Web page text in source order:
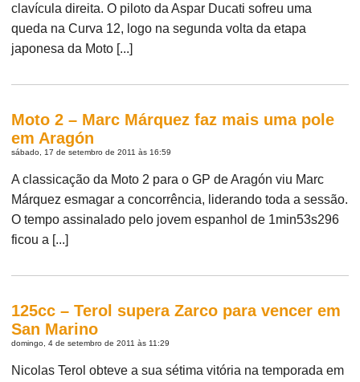
clavícula direita. O piloto da Aspar Ducati sofreu uma
queda na Curva 12, logo na segunda volta da etapa
japonesa da Moto [...]
Moto 2 – Marc Márquez faz mais uma pole
em Aragón
sábado, 17 de setembro de 2011 às 16:59
A classicação da Moto 2 para o GP de Aragón viu Marc
Márquez esmagar a concorrência, liderando toda a sessão.
O tempo assinalado pelo jovem espanhol de 1min53s296
ficou a [...]
125cc – Terol supera Zarco para vencer em
San Marino
domingo, 4 de setembro de 2011 às 11:29
Nicolas Terol obteve a sua sétima vitória na temporada em